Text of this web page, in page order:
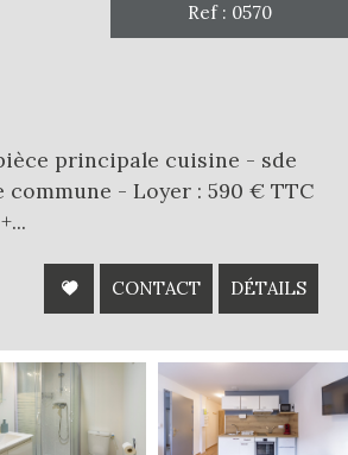
Ref : 0570
principale cuisine - sde
- Loyer : 590 € TTC
CONTACT DÉTAILS